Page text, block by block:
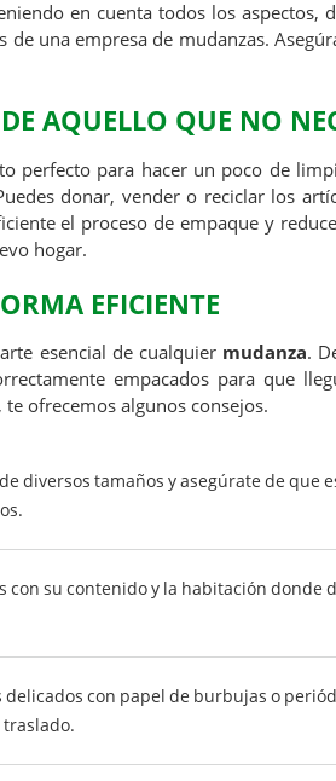
en cuenta todos los aspectos,
de una empresa de mudanzas.
AQUELLO QUE NO
perfecto para hacer un poco de
donar, vender o reciclar los
el proceso de empaque y
hogar.
EFICIENTE
esencial de cualquier mudanza.
empacados para que
ofrecemos algunos consejos.
diversos tamaños y asegúrate de que
con su contenido y la habitación donde
delicados con papel de burbujas o